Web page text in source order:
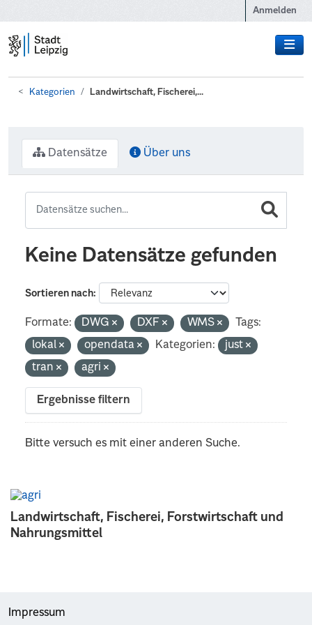
Anmelden
Kategorien Landwirtschaft, Fischerei,...
Landwirtschaft, Fischerei, Forstwirtschaft und
Nahrungsmittel
Datensätze Über uns
Keine Datensätze gefunden
Sortieren nach
Formate: DWG DXF WMS
Tags:
lokal
opendata Kategorien:
just
tran
agri
Ergebnisse filtern
Bitte versuch es mit einer anderen Suche.
Impressum